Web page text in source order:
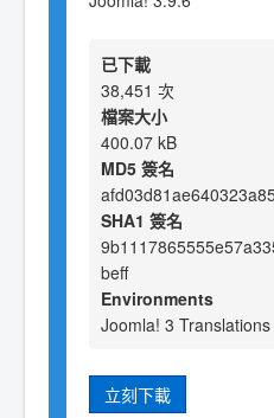
已下載
38,451 次
檔案大小
400.07 kB
MD5 簽名
SHA1 簽名
beff
Environments
Joomla! 3 Translations
立刻下載